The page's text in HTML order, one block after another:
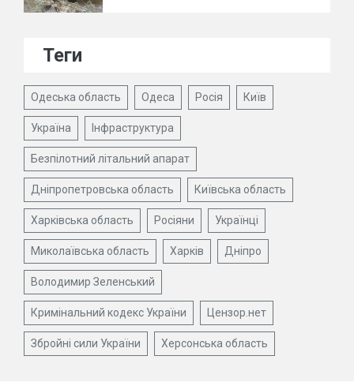
Теги
Одеська область Одеса Росія Київ
Україна Інфраструктура
Безпілотний літальний апарат
Дніпропетровська область Київська область
Харківська область Росіяни Українці
Миколаївська область Харків Дніпро
Володимир Зеленський
Кримінальний кодекс України Цензор.нет
Збройні сили України Херсонська область